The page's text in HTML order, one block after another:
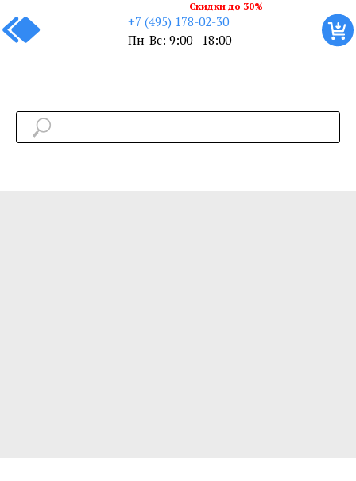
+7 (495) 178-02-30
Пн-Вс: 9:00 - 18:00
Скидки до 30%